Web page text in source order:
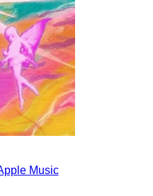
Music